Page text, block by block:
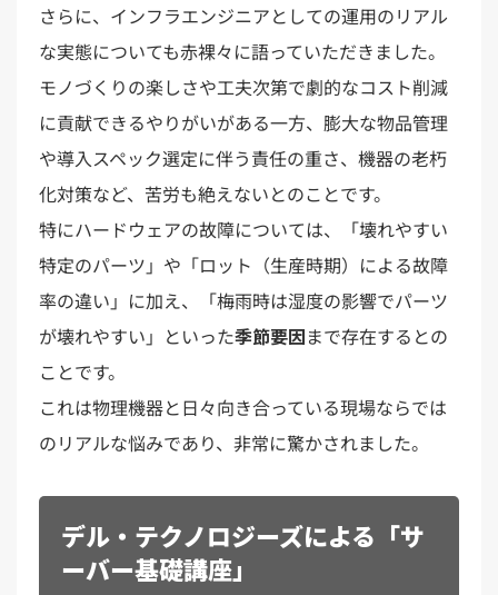
さらに、インフラエンジニアとしての運用のリアル
な実態についても赤裸々に語っていただきました。
モノづくりの楽しさや工夫次第で劇的なコスト削減
に貢献できるやりがいがある一方、膨大な物品管理
や導入スペック選定に伴う責任の重さ、機器の老朽
化対策など、苦労も絶えないとのことです。
特にハードウェアの故障については、「壊れやすい
特定のパーツ」や「ロット（生産時期）による故障
率の違い」に加え、「梅雨時は湿度の影響でパーツ
が壊れやすい」といった季節要因まで存在するとの
ことです。
これは物理機器と日々向き合っている現場ならでは
のリアルな悩みであり、非常に驚かされました。
デル・テクノロジーズによる「サ
ーバー基礎講座」